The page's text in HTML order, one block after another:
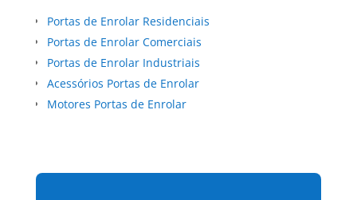
Portas de Enrolar Residenciais
Portas de Enrolar Comerciais
Portas de Enrolar Industriais
Acessórios Portas de Enrolar
Motores Portas de Enrolar